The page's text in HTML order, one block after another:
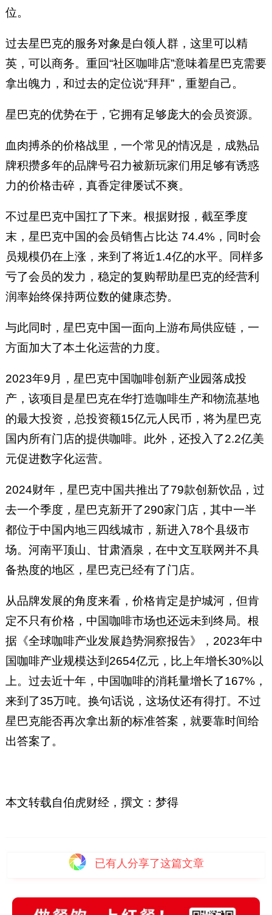
位。
过去星巴克的服务对象是白领人群，这里可以精
英，可以商务。重回“社区咖啡店”意味着星巴克需要
拿出魄力，和过去的定位说“拜拜”，重塑自己。
星巴克的优势在于，它拥有足够庞大的会员资源。
血肉搏杀的价格战里，一个常见的情况是，成熟品
牌积攒多年的品牌号召力被新玩家们用足够有诱惑
力的价格击碎，真香定律屡试不爽。
不过星巴克中国扛了下来。根据财报，截至季度
末，星巴克中国的会员销售占比达 74.4%，同时会
员规模仍在上涨，来到了将近1.4亿的水平。同样多
亏了会员的发力，稳定的复购帮助星巴克的经营利
润率始终保持两位数的健康态势。
与此同时，星巴克中国一面向上游布局供应链，一
方面加大了本土化运营的力度。
2023年9月，星巴克中国咖啡创新产业园落成投
产，该项目是星巴克在华打造咖啡生产和物流基地
的最大投资，总投资额15亿元人民币，将为星巴克
国内所有门店的提供咖啡。此外，还投入了2.2亿美
元促进数字化运营。
2024财年，星巴克中国共推出了79款创新饮品，过
去一个季度，星巴克新开了290家门店，其中一半
都位于中国内地三四线城市，新进入78个县级市
场。河南平顶山、甘肃酒泉，在中文互联网并不具
备热度的地区，星巴克已经有了门店。
从品牌发展的角度来看，价格肯定是护城河，但肯
定不只有价格，中国咖啡市场也还远未到终局。根
据《全球咖啡产业发展趋势洞察报告》，2023年中
国咖啡产业规模达到2654亿元，比上年增长30%以
上。过去近十年，中国咖啡的消耗量增长了167%，
来到了35万吨。换句话说，这场仗还有得打。不过
星巴克能否再次拿出新的标准答案，就要靠时间给
出答案了。
本文转载自伯虎财经，撰文：梦得
已有 人分享了这篇文章